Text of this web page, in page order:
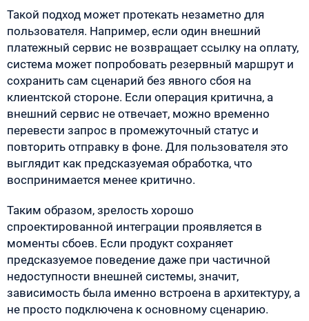
Такой подход может протекать незаметно для
пользователя. Например, если один внешний
платежный сервис не возвращает ссылку на оплату,
система может попробовать резервный маршрут и
сохранить сам сценарий без явного сбоя на
клиентской стороне. Если операция критична, а
внешний сервис не отвечает, можно временно
перевести запрос в промежуточный статус и
повторить отправку в фоне. Для пользователя это
выглядит как предсказуемая обработка, что
воспринимается менее критично.
Таким образом, зрелость хорошо
спроектированной интеграции проявляется в
моменты сбоев. Если продукт сохраняет
предсказуемое поведение даже при частичной
недоступности внешней системы, значит,
зависимость была именно встроена в архитектуру, а
не просто подключена к основному сценарию.